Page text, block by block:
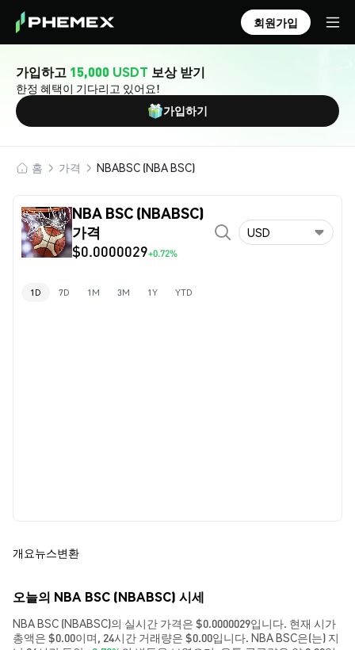
회원가입
가입하고 15,000 USDT 보상 받기
한정 혜택이 기다리고 있어요!
가입하기
홈 가격 NBABSC (NBA BSC)
NBA BSC (NBABSC)
가격
$0.0000029+0.72%
USD
1D 7D 1M 3M 1Y YTD
개요뉴스변환
오늘의 NBA BSC (NBABSC) 시세
NBA BSC (NBABSC)의 실시간 가격은 $0.0000029입니다. 현재 시가
총액은 $0.00이며, 24시간 거래량은 $0.00입니다. NBA BSC은(는) 지